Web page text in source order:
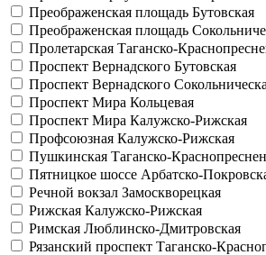
Преображенская площадь Бутовская
Преображенская площадь
Пролетарская Таганско-
Проспект Вернадского Бутовская
Проспект Вернадского
Проспект Мира Кольцевая
Проспект Мира Калужско-Рижская
Профсоюзная Калужско-Рижская
Пушкинская Таганско-
Пятницкое шоссе Арбатско-
Речной вокзал Замоскворецкая
Рижская Калужско-Рижская
Римская Люблинско-Дмитровская
Рязанский проспект Таганско-